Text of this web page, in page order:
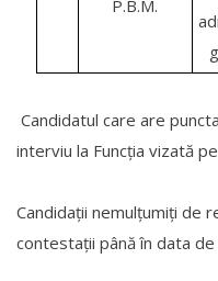
P.B.M.
Candidatul care are
interviu la Funcția vizată
Candidații nemulțumiți de
contestații până în data